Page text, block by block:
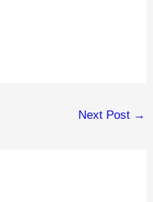
Next Post →